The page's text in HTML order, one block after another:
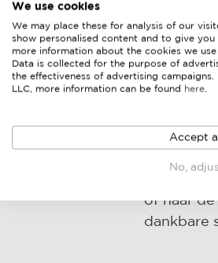
Wie heeft
om in de
om van
of
om mee
terras of
of naar
dankbare
We use cookies
We may place these for analysis of our
show personalised content and to give
more information about the cookies we
Data is collected for the purpose of
the effectiveness of advertising
LLC, more information can be found
here.
Accept
No,